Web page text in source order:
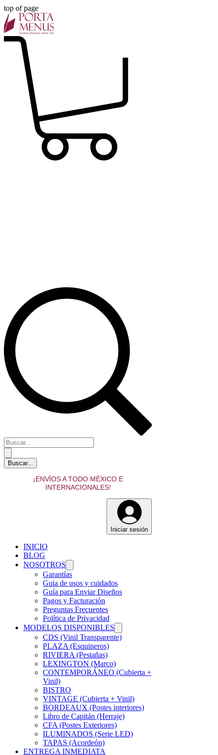
top of page
¡ENVÍOS A TODO MÉXICO E
INTERNACIONALES!
Iniciar sesión
INICIO
BLOG
NOSOTROS
Garantías
Guia de usos y cuidados
Guía para Enviar Diseños
Pagos y Facturación
Preguntas Frecuentes
Política de Privacidad
MODELOS DISPONIBLES
CDS (Vinil Transparente)
PLAZA (Esquineros)
RIVIERA (Pestañas)
LEXINGTON (Marco)
CONTEMPORÁNEO (Cubierta +
Vinil)
BISTRO
VINTAGE (Cubierta + Vinil)
BORDEAUX (Postes interiores)
Libro de Capitán (Herraje)
CFA (Postes Exteriores)
ILUMINADOS (Serie LED)
TAPAS (Acordeón)
ENTREGA INMEDIATA